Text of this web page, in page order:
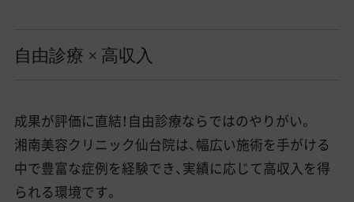
自由診療 × 高収入
成果が評価に直結！自由診療ならではのやりがい。
湘南美容クリニック仙台院は、幅広い施術を手がける
中で豊富な症例を経験でき、実績に応じて高収入を得
られる環境です。